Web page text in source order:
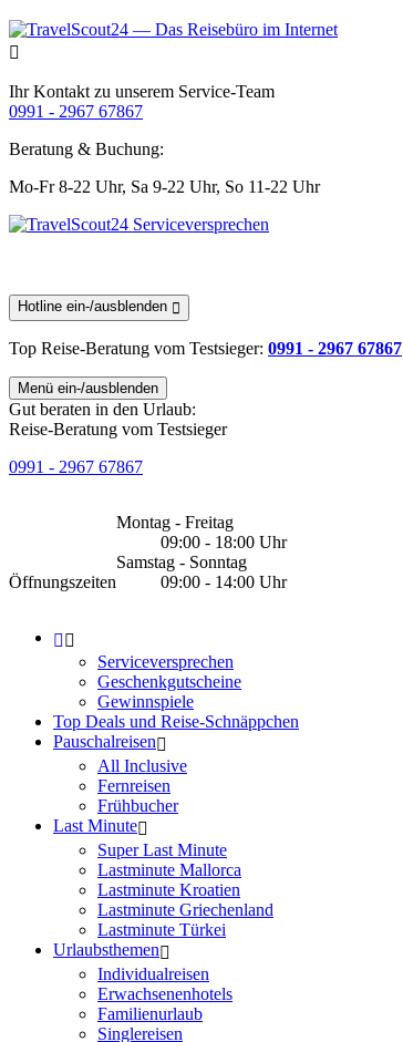
Ihr Kontakt zu unserem Service-Team
0991 - 2967 67867
Beratung & Buchung:
Mo-Fr 8-22 Uhr, Sa 9-22 Uhr, So 11-22 Uhr
Hotline ein-/ausblenden
Top Reise-Beratung vom Testsieger: 0991 - 2967 67867
Menü ein-/ausblenden
Gut beraten in den Urlaub:
Reise-Beratung vom Testsieger
0991 - 2967 67867
Öffnungszeiten
Montag - Freitag
09:00 - 18:00 Uhr
Samstag - Sonntag
09:00 - 14:00 Uhr
Serviceversprechen
Geschenkgutscheine
Gewinnspiele
Top Deals und Reise-Schnäppchen
Pauschalreisen
All Inclusive
Fernreisen
Frühbucher
Last Minute
Super Last Minute
Lastminute Mallorca
Lastminute Kroatien
Lastminute Griechenland
Lastminute Türkei
Urlaubsthemen
Individualreisen
Erwachsenenhotels
Familienurlaub
Singlereisen